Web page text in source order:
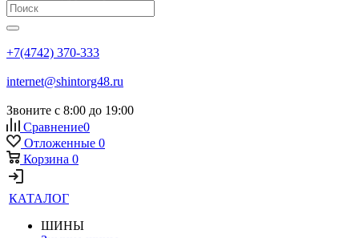
+7(4742) 370-333
internet@shintorg48.ru
Звоните с 8:00 до 19:00
Сравнение0
Отложенные 0
Корзина 0
КАТАЛОГ
ШИНЫ